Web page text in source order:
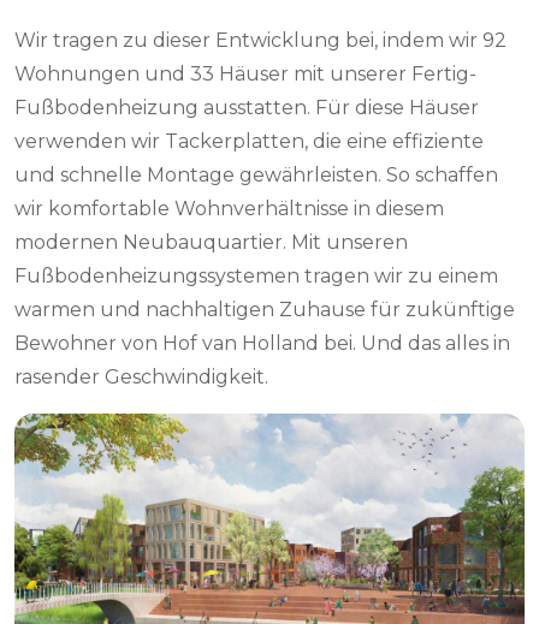
Wir tragen zu dieser Entwicklung bei, indem wir 92
Wohnungen und 33 Häuser mit unserer Fertig-
Fußbodenheizung ausstatten. Für diese Häuser
verwenden wir Tackerplatten, die eine effiziente
und schnelle Montage gewährleisten. So schaffen
wir komfortable Wohnverhältnisse in diesem
modernen Neubauquartier. Mit unseren
Fußbodenheizungssystemen tragen wir zu einem
warmen und nachhaltigen Zuhause für zukünftige
Bewohner von Hof van Holland bei. Und das alles in
rasender Geschwindigkeit.